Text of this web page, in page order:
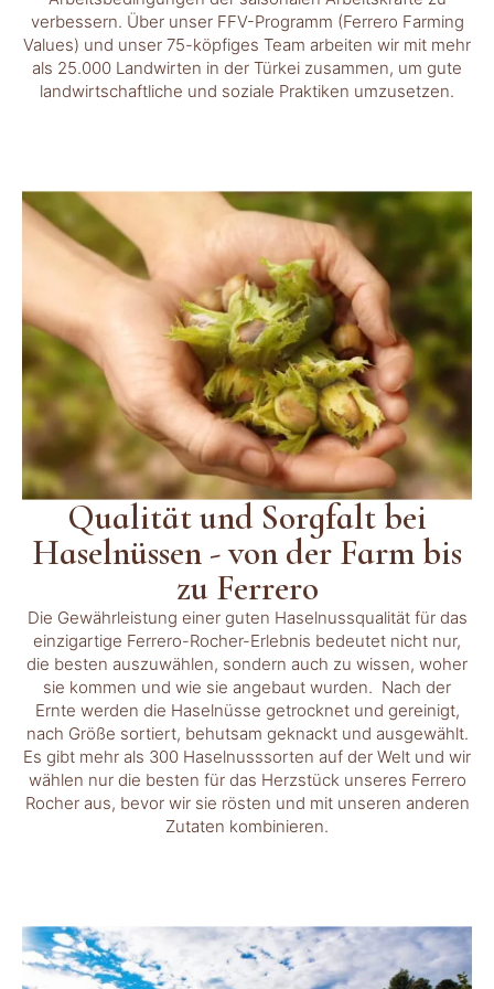
verbessern. Über unser FFV-Programm (Ferrero Farming
Values) und unser 75-köpfiges Team arbeiten wir mit mehr
als 25.000 Landwirten in der Türkei zusammen, um gute
landwirtschaftliche und soziale Praktiken umzusetzen.
Qualität und Sorgfalt bei
Haselnüssen - von der Farm bis
zu Ferrero
Die Gewährleistung einer guten Haselnussqualität für das
einzigartige Ferrero-Rocher-Erlebnis bedeutet nicht nur,
die besten auszuwählen, sondern auch zu wissen, woher
sie kommen und wie sie angebaut wurden. Nach der
Ernte werden die Haselnüsse getrocknet und gereinigt,
nach Größe sortiert, behutsam geknackt und ausgewählt.
Es gibt mehr als 300 Haselnusssorten auf der Welt und wir
wählen nur die besten für das Herzstück unseres Ferrero
Rocher aus, bevor wir sie rösten und mit unseren anderen
Zutaten kombinieren.